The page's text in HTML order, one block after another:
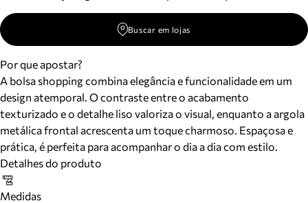
Buscar em lojas
Por que apostar?
A bolsa shopping combina elegância e funcionalidade em um
design atemporal. O contraste entre o acabamento
texturizado e o detalhe liso valoriza o visual, enquanto a argola
metálica frontal acrescenta um toque charmoso. Espaçosa e
prática, é perfeita para acompanhar o dia a dia com estilo.
Detalhes do produto
Medidas